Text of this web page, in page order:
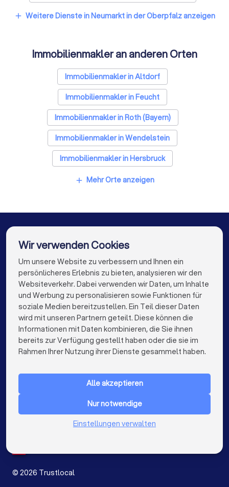
add Weitere Dienste in Neumarkt in der Oberpfalz anzeigen
Immobilienmakler an anderen Orten
Immobilienmakler in Altdorf
Immobilienmakler in Feucht
Immobilienmakler in Roth (Bayern)
Immobilienmakler in Wendelstein
Immobilienmakler in Hersbruck
Immobilienmakler in Sulzbach-Rosenberg
Immobilienmakler in Amberg Oberpfalz
Immobilienmakler in Eckental
Immobilienmakler in Berlin
Immobilienmakler in Hamburg
Immobilienmakler in München
Immobilienmakler in Köln
Immobilienmakler in Stuttgart
Immobilienmakler in Düsseldorf
Immobilienmakler in Dortmund
add Mehr Orte anzeigen
Die besten Unternehmen für Sie
info@trustlocal.de
FÜR PRIVATPERSONEN
Niederlande
© 2026 Trustlocal
Wir verwenden Cookies
Um unsere Website zu verbessern und Ihnen ein
persönlicheres Erlebnis zu bieten, analysieren wir den
Websiteverkehr. Dabei verwenden wir Daten, um Inhalte
und Werbung zu personalisieren sowie Funktionen für
soziale Medien bereitzustellen. Ein Teil dieser Daten
wird mit unseren Partnern geteilt. Diese können die
Informationen mit Daten kombinieren, die Sie ihnen
bereits zur Verfügung gestellt haben oder die sie im
Rahmen Ihrer Nutzung ihrer Dienste gesammelt haben.
Alle akzeptieren
Nur notwendige
Einstellungen verwalten